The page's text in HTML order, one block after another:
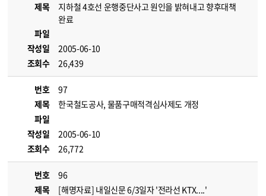
제목
지하철 4호선 운행중단사고 원인을 밝혀내고 향후대책
완료
파일
작성일
2005-06-10
조회수
26,439
번호
97
제목
한국철도공사, 물품구매적격심사제도 개정
파일
작성일
2005-06-10
조회수
26,772
번호
96
제목
[해명자료] 내일신문 6/3일자 '전라선 KTX....'